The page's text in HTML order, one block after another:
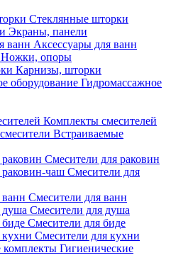
Стеклянные шторки
Экраны, панели
Аксессуары для ванн
Ножки, опоры
Карнизы, шторки
Гидромассажное
Комплекты смесителей
Встраиваемые
Смесители для раковин
Смесители для
Смесители для ванн
Смесители для душа
Смесители для биде
Смесители для кухни
Гигиенические